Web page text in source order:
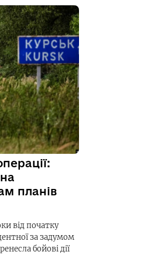
планів
від початку
за задумом
бойові дії